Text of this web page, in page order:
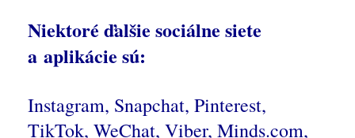
Niektoré ďalšie sociálne siete
a aplikácie sú:
Instagram, Snapchat, Pinterest,
TikTok, WeChat, Viber, Minds.com,